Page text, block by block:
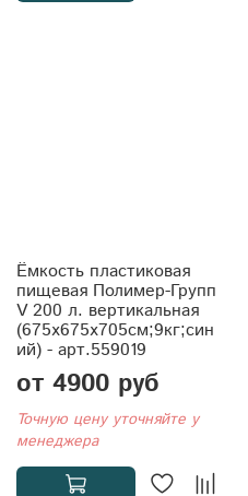
Ёмкость пластиковая
пищевая Полимер-Групп
V 200 л. вертикальная
(675x675x705см;9кг;син
ий) - арт.559019
от 4900 руб
Точную цену уточняйте у
менеджера